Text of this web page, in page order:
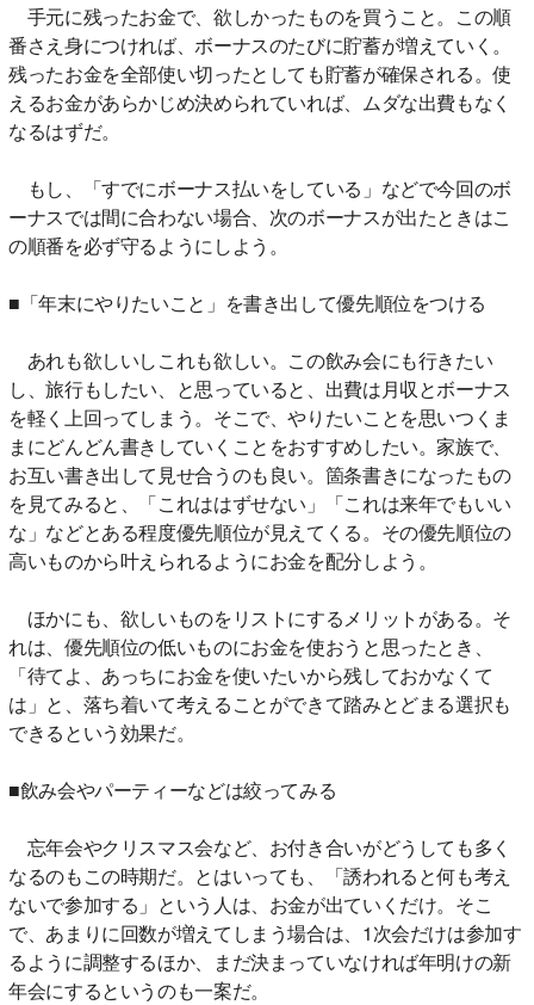
手元に残ったお金で、欲しかったものを買うこと。この順
番さえ身につければ、ボーナスのたびに貯蓄が増えていく。
残ったお金を全部使い切ったとしても貯蓄が確保される。使
えるお金があらかじめ決められていれば、ムダな出費もなく
なるはずだ。
もし、「すでにボーナス払いをしている」などで今回のボ
ーナスでは間に合わない場合、次のボーナスが出たときはこ
の順番を必ず守るようにしよう。
■「年末にやりたいこと」を書き出して優先順位をつける
あれも欲しいしこれも欲しい。この飲み会にも行きたい
し、旅行もしたい、と思っていると、出費は月収とボーナス
を軽く上回ってしまう。そこで、やりたいことを思いつくま
まにどんどん書きしていくことをおすすめしたい。家族で、
お互い書き出して見せ合うのも良い。箇条書きになったもの
を見てみると、「これははずせない」「これは来年でもいい
な」などとある程度優先順位が見えてくる。その優先順位の
高いものから叶えられるようにお金を配分しよう。
ほかにも、欲しいものをリストにするメリットがある。そ
れは、優先順位の低いものにお金を使おうと思ったとき、
「待てよ、あっちにお金を使いたいから残しておかなくて
は」と、落ち着いて考えることができて踏みとどまる選択も
できるという効果だ。
■飲み会やパーティーなどは絞ってみる
忘年会やクリスマス会など、お付き合いがどうしても多く
なるのもこの時期だ。とはいっても、「誘われると何も考え
ないで参加する」という人は、お金が出ていくだけ。そこ
で、あまりに回数が増えてしまう場合は、1次会だけは参加す
るように調整するほか、まだ決まっていなければ年明けの新
年会にするというのも一案だ。